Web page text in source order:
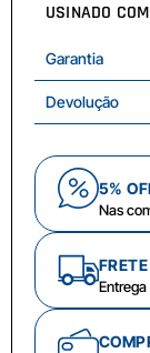
USINADO
Garantia
Devolução
5%
Nas